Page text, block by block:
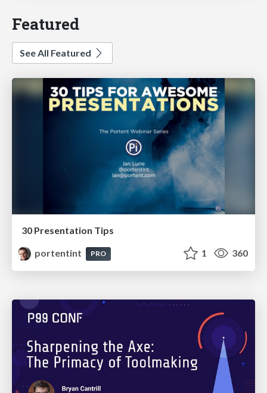
Featured
See All Featured
30 Presentation Tips
portentint
PRO 1 360